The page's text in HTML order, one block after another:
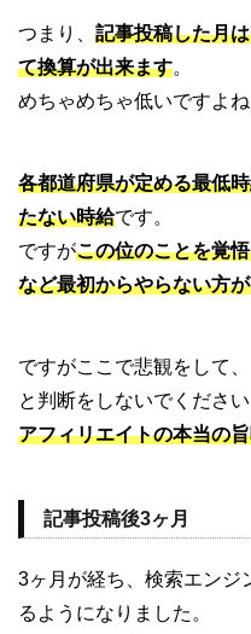
つまり、 記事投稿した月
て換算が出来ます。
めちゃめちゃ低いですよね
各都道府県が定める最低
たない時給です。
ですがこの位のことを覚
など最初からやらない方
ですがここで悲観をして
と判断をしないでください
アフィリエイトの本当の
記事投稿後3ヶ月
3ヶ月が経ち、検索エンジ
るようになりました。